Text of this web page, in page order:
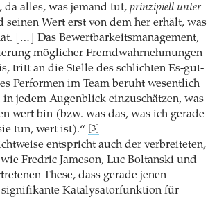
da alles, was jemand tut, prinzipiell unter
seinen Wert erst von dem her erhält, was
[…] Das Bewertbarkeitsmanagement,
möglicher Fremdwahrnehmungen
tritt an die Stelle des schlichten Es-gut-
Performen im Team beruht wesentlich
jedem Augenblick einzuschätzen, was
wert bin (bzw. was das, was ich gerade
tun, wert ist).“
[3]
entspricht auch der verbreiteten,
Fredric Jameson, Luc Boltanski und
These, dass gerade jenen
signifikante Katalysatorfunktion für